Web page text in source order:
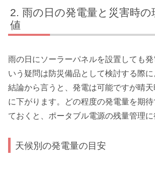
雨の日の発電量と災害時の
値
雨の日にソーラーパネルを設置しても
いう疑問は防災備品として検討する際に
結論から言うと、発電は可能ですが晴
に下がります。どの程度の発電量を期
ておくと、ポータブル電源の残量管理に
天候別の発電量の目安